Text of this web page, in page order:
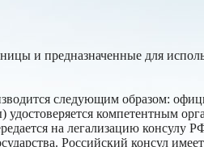
и предназначенные для
следующим образом:
компетентным
на легализацию консулу РФ
Российский консул